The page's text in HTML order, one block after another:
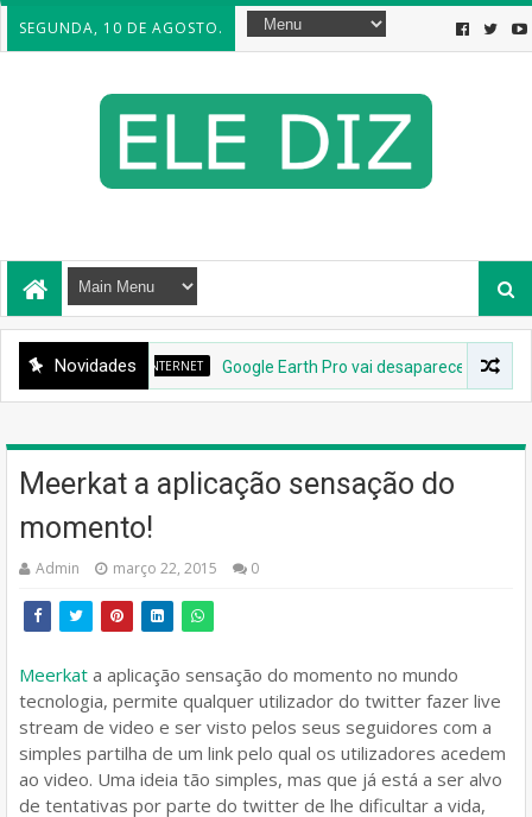
SEGUNDA, 10 DE AGOSTO.
NovidadesINTERNET Google Earth Pro vai desaparecer: Google
Meerkat a aplicação sensação do
momento!
Admin março 22, 2015 0
Meerkat a aplicação sensação do momento no mundo
tecnologia, permite qualquer utilizador do twitter fazer live
stream de video e ser visto pelos seus seguidores com a
simples partilha de um link pelo qual os utilizadores acedem
ao video. Uma ideia tão simples, mas que já está a ser alvo
de tentativas por parte do twitter de lhe dificultar a vida,